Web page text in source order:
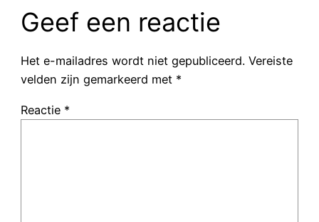
Geef een reactie
Het e-mailadres wordt niet gepubliceerd. Vereiste
velden zijn gemarkeerd met *
Reactie *